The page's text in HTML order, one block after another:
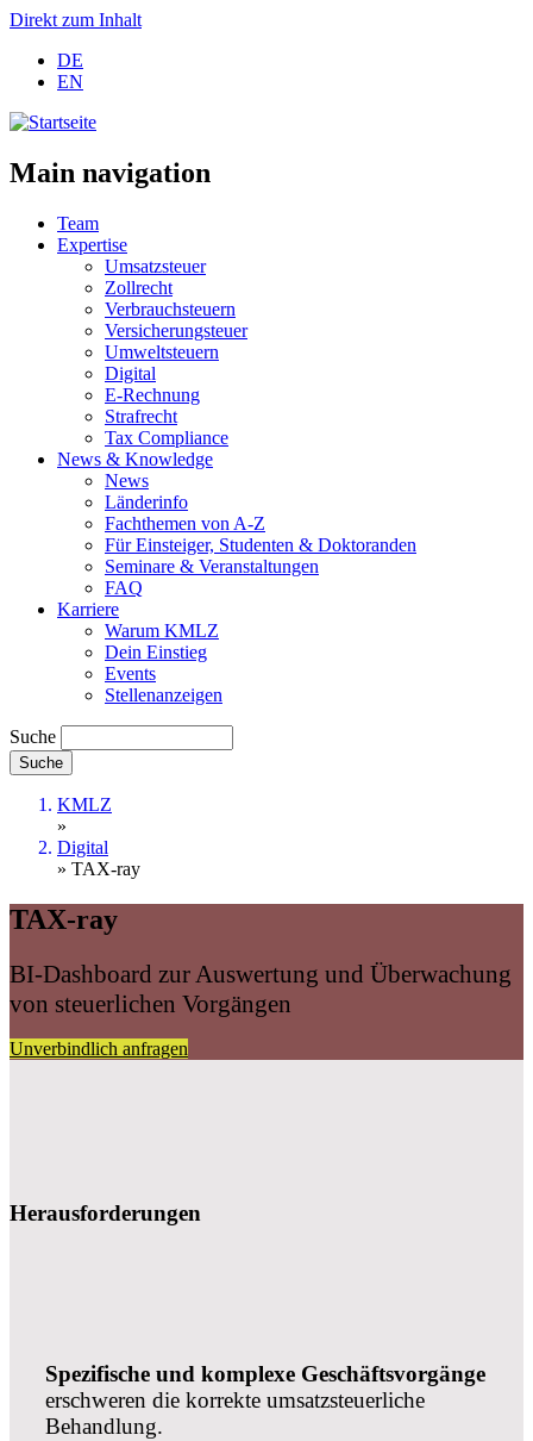
Direkt zum Inhalt
DE
EN
Main navigation
Team
Expertise
Umsatzsteuer
Zollrecht
Verbrauchsteuern
Versicherungsteuer
Umweltsteuern
Digital
E-Rechnung
Strafrecht
Tax Compliance
News & Knowledge
News
Länderinfo
Fachthemen von A-Z
Für Einsteiger, Studenten & Doktoranden
Seminare & Veranstaltungen
FAQ
Karriere
Warum KMLZ
Dein Einstieg
Events
Stellenanzeigen
Suche
KMLZ
»
Digital
» TAX-ray
TAX-ray
BI-Dashboard zur Auswertung und Überwachung
von steuerlichen Vorgängen
Unverbindlich anfragen
Herausforderungen
Spezifische und komplexe Geschäftsvorgänge
erschweren die korrekte umsatzsteuerliche
Behandlung.